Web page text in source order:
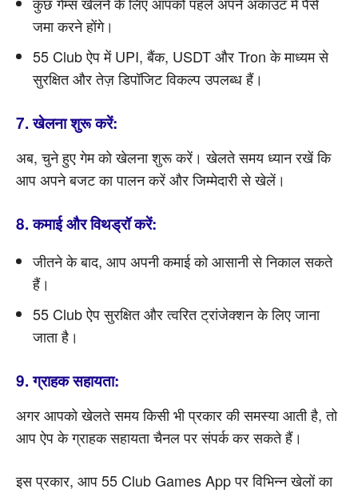
जमा करने होंगे।
55 Club ऐप में UPI, बैंक, USDT और Tron के माध्यम से
सुरक्षित और तेज़ डिपॉजिट विकल्प उपलब्ध हैं।
7. खेलना शुरू करें:
अब, चुने हुए गेम को खेलना शुरू करें। खेलते समय ध्यान रखें कि
आप अपने बजट का पालन करें और जिम्मेदारी से खेलें।
8. कमाई और विथड्रॉ करें:
जीतने के बाद, आप अपनी कमाई को आसानी से निकाल सकते
हैं।
55 Club ऐप सुरक्षित और त्वरित ट्रांजेक्शन के लिए जाना
जाता है।
9. ग्राहक सहायता:
अगर आपको खेलते समय किसी भी प्रकार की समस्या आती है, तो
आप ऐप के ग्राहक सहायता चैनल पर संपर्क कर सकते हैं।
इस प्रकार, आप 55 Club Games App पर विभिन्न खेलों का